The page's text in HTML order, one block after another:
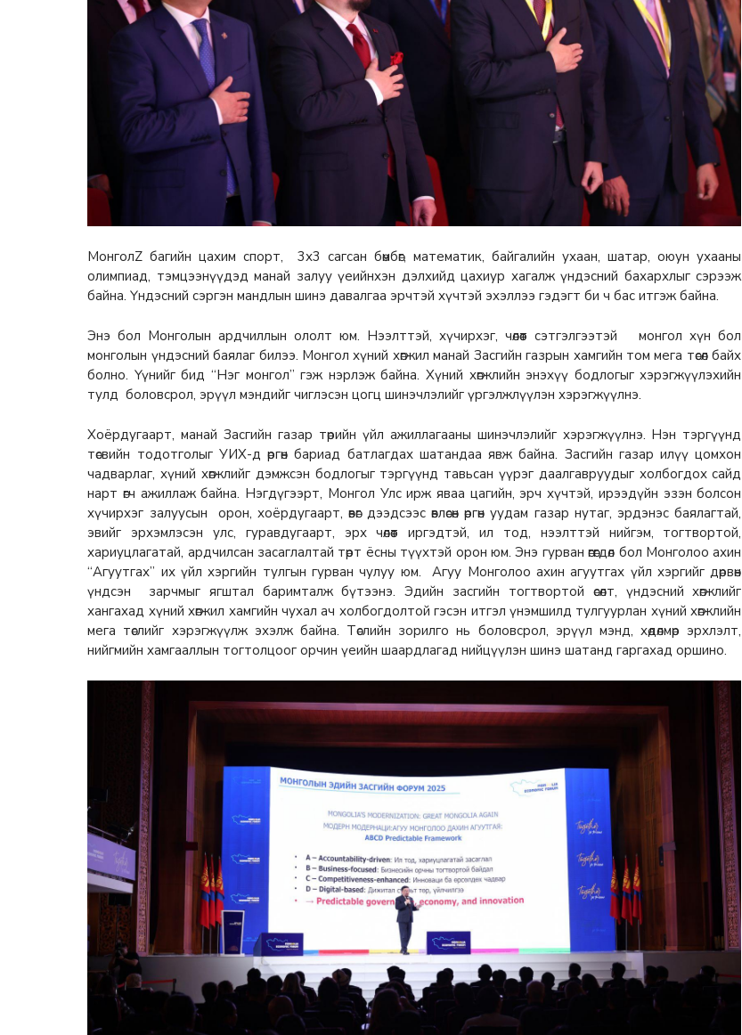
МонголZ багийн цахим спорт, 3х3 сагсан бөмбөг, математик, байгалийн ухаан, шатар, оюун ухааны
олимпиад, тэмцээнүүдэд манай залуу үеийнхэн дэлхийд цахиур хагалж үндэсний бахархлыг сэрээж
байна. Үндэсний сэргэн мандлын шинэ давалгаа эрчтэй хүчтэй эхэллээ гэдэгт би ч бас итгэж байна.
Энэ бол Монголын ардчиллын ололт юм. Нээлттэй, хүчирхэг, чөлөөт сэтгэлгээтэй монгол хүн бол
монголын үндэсний баялаг билээ. Монгол хүний хөгжил манай Засгийн газрын хамгийн том мега төсөл байх
болно. Үүнийг бид “Нэг монгол” гэж нэрлэж байна. Хүний хөгжлийн энэхүү бодлогыг хэрэгжүүлэхийн
тулд боловсрол, эрүүл мэндийг чиглэсэн цогц шинэчлэлийг үргэлжлүүлэн хэрэгжүүлнэ.
Хоёрдугаарт, манай Засгийн газар төрийн үйл ажиллагааны шинэчлэлийг хэрэгжүүлнэ. Нэн тэргүүнд
төсвийн тодотголыг УИХ-д өргөн бариад батлагдах шатандаа явж байна. Засгийн газар илүү цомхон
чадварлаг, хүний хөгжлийг дэмжсэн бодлогыг тэргүүнд тавьсан үүрэг даалгавруудыг холбогдох сайд
нарт өгч ажиллаж байна. Нэгдүгээрт, Монгол Улс ирж яваа цагийн, эрч хүчтэй, ирээдүйн эзэн болсон
хүчирхэг залуусын орон, хоёрдугаарт, өвөг дээдсээс өвлөсөн өргөн уудам газар нутаг, эрдэнэс баялагтай,
эвийг эрхэмлэсэн улс, гуравдугаарт, эрх чөлөөт иргэдтэй, ил тод, нээлттэй нийгэм, тогтвортой,
хариуцлагатай, ардчилсан засаглалтай төрт ёсны түүхтэй орон юм. Энэ гурван өгөгдөл бол Монголоо ахин
“Агуутгах” их үйл хэргийн тулгын гурван чулуу юм. Агуу Монголоо ахин агуутгах үйл хэргийг дөрвөн
үндсэн зарчмыг ягштал баримталж бүтээнэ. Эдийн засгийн тогтвортой өсөлт, үндэсний хөгжлийг
хангахад хүний хөгжил хамгийн чухал ач холбогдолтой гэсэн итгэл үнэмшилд тулгуурлан хүний хөгжлийн
мега төслийг хэрэгжүүлж эхэлж байна. Төслийн зорилго нь боловсрол, эрүүл мэнд, хөдөлмөр эрхлэлт,
нийгмийн хамгааллын тогтолцоог орчин үеийн шаардлагад нийцүүлэн шинэ шатанд гаргахад оршино.